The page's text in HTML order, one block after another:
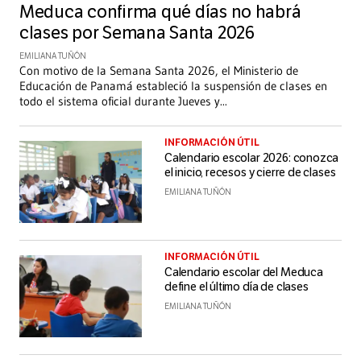
Meduca confirma qué días no habrá
clases por Semana Santa 2026
EMILIANA TUÑÓN
Con motivo de la Semana Santa 2026, el Ministerio de
Educación de Panamá estableció la suspensión de clases en
todo el sistema oficial durante Jueves y...
INFORMACIÓN ÚTIL
Calendario escolar 2026: conozca
el inicio, recesos y cierre de clases
EMILIANA TUÑÓN
INFORMACIÓN ÚTIL
Calendario escolar del Meduca
define el último día de clases
EMILIANA TUÑÓN